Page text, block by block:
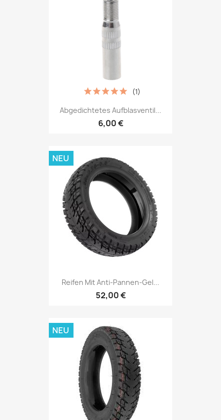
Abgedichtetes Aufblasventil...
6,00 €
(1)
Reifen Mit Anti-Pannen-Gel...
52,00 €
NEU
NEU